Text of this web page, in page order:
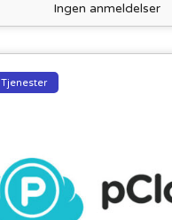
Ingen anmeldelser
Tjenester